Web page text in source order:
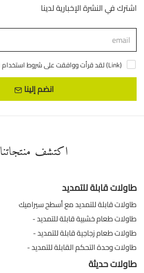
اشترك في النشرة الإخبارية لدينا
لقد قرأت ووافقت على شروط استخدام البيانات الشخصية (Link)
انضم إلينا
اكتشف منتجاتنا
طاولات قابلة للتمديد
طاولات قابلة للتمديد مع أسطح سيراميك
طاولات طعام خشبية قابلة للتمديد
طاولات طعام زجاجية قابلة للتمديد
طاولات وحدة التحكم القابلة للتمديد
طاولات حديثة